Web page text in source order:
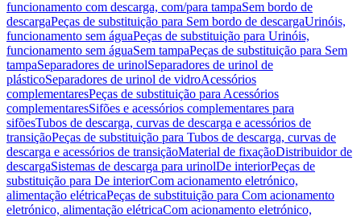
funcionamento com descarga, com/para tampaSem bordo de
descargaPeças de substituição para Sem bordo de descargaUrinóis,
funcionamento sem águaPeças de substituição para Urinóis,
funcionamento sem águaSem tampaPeças de substituição para Sem
tampaSeparadores de urinolSeparadores de urinol de
plásticoSeparadores de urinol de vidroAcessórios
complementaresPeças de substituição para Acessórios
complementaresSifões e acessórios complementares para
sifõesTubos de descarga, curvas de descarga e acessórios de
transiçãoPeças de substituição para Tubos de descarga, curvas de
descarga e acessórios de transiçãoMaterial de fixaçãoDistribuidor de
descargaSistemas de descarga para urinolDe interiorPeças de
substituição para De interiorCom acionamento eletrónico,
alimentação elétricaPeças de substituição para Com acionamento
eletrónico, alimentação elétricaCom acionamento eletrónico,